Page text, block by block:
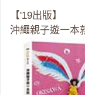
【'19出版】
沖繩親子遊一本